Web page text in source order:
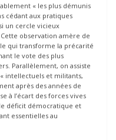
« les plus démunis
cédant aux pratiques
un cercle vicieux
observation amère de
qui transforme la précarité
le vote des plus
Parallèlement, on assiste
intellectuels et militants,
après des années de
à l’écart des forces vives
déficit démocratique et
essentielles au